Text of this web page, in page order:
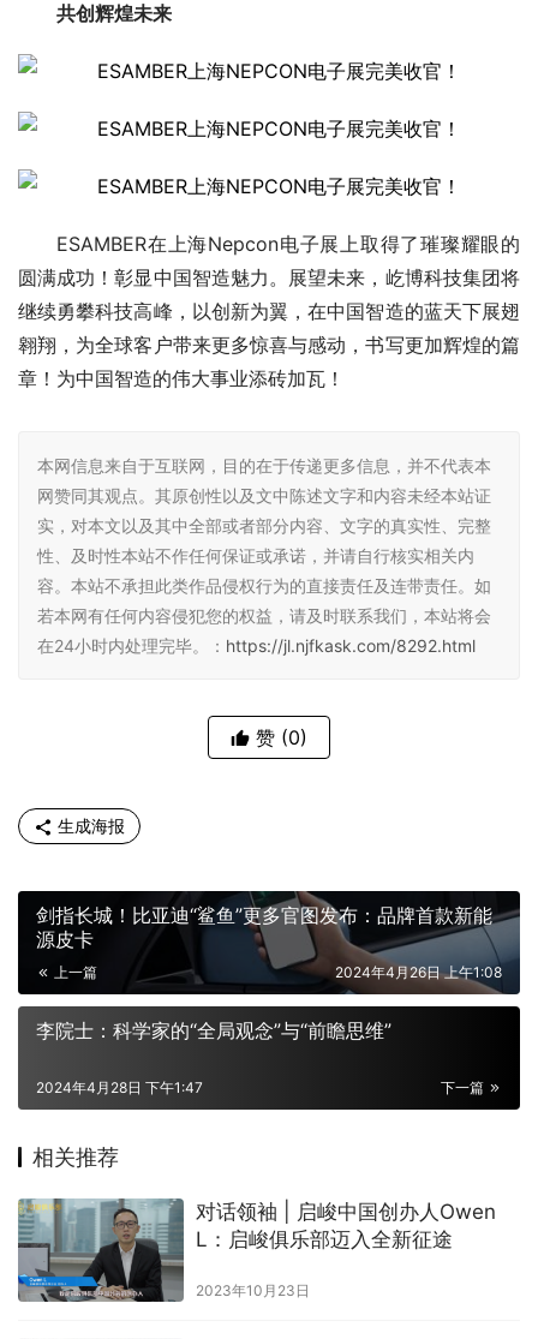
共创辉煌未来
ESAMBER在上海Nepcon电子展上取得了璀璨耀眼的
圆满成功！彰显中国智造魅力。展望未来，屹博科技集团将
继续勇攀科技高峰，以创新为翼，在中国智造的蓝天下展翅
翱翔，为全球客户带来更多惊喜与感动，书写更加辉煌的篇
章！为中国智造的伟大事业添砖加瓦！
本网信息来自于互联网，目的在于传递更多信息，并不代表本
网赞同其观点。其原创性以及文中陈述文字和内容未经本站证
实，对本文以及其中全部或者部分内容、文字的真实性、完整
性、及时性本站不作任何保证或承诺，并请自行核实相关内
容。本站不承担此类作品侵权行为的直接责任及连带责任。如
若本网有任何内容侵犯您的权益，请及时联系我们，本站将会
在24小时内处理完毕。： https://jl.njfkask.com/8292.html
赞 (0)
生成海报
剑指长城！比亚迪“鲨鱼”更多官图发布：品牌首款新能
源皮卡
上一篇 2024年4月26日 上午1:08
李院士：科学家的“全局观念”与“前瞻思维”
下一篇
2024年4月28日 下午1:47
相关推荐
对话领袖 | 启峻中国创办人Owen
L：启峻俱乐部迈入全新征途
2023年10月23日